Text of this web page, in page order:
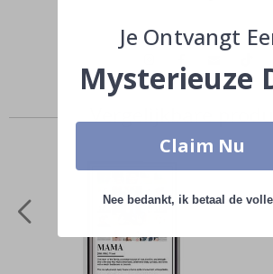
Vergelijkbare
Je Ontvangt
Mysterieuze
Claim Nu
Nee bedankt, ik betaal de